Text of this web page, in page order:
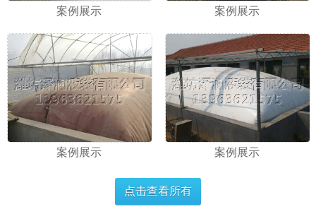
案例展示 案例展示
案例展示 案例展示
点击查看所有